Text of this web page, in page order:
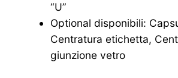
“U”
Optional disponibili:
Centratura etichetta,
giunzione vetro